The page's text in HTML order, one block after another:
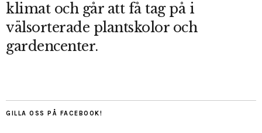
klimat och går att få tag på i
välsorterade plantskolor och
gardencenter.
GILLA OSS PÅ FACEBOOK!